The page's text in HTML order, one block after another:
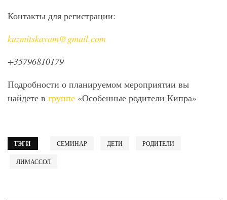
Контакты для регистрации:
kuzmitskayam@gmail.com
+35796810179
Подробности о планируемом мероприятии вы
найдете в группе «Особенные родители Кипра»
ТЭГИ СЕМИНАР ДЕТИ РОДИТЕЛИ
ЛИМАССОЛ